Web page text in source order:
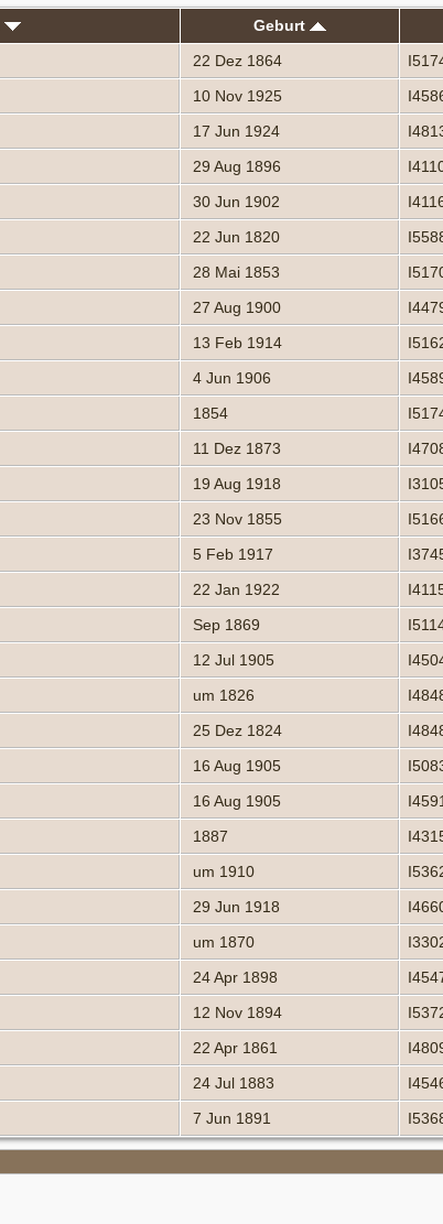
Geburt
22 Dez 1864
10 Nov 1925
17 Jun 1924
29 Aug 1896
30 Jun 1902
22 Jun 1820
28 Mai 1853
27 Aug 1900
13 Feb 1914
4 Jun 1906
1854
11 Dez 1873
19 Aug 1918
23 Nov 1855
5 Feb 1917
22 Jan 1922
Sep 1869
12 Jul 1905
um 1826
25 Dez 1824
16 Aug 1905
16 Aug 1905
1887
um 1910
29 Jun 1918
um 1870
24 Apr 1898
12 Nov 1894
22 Apr 1861
24 Jul 1883
7 Jun 1891